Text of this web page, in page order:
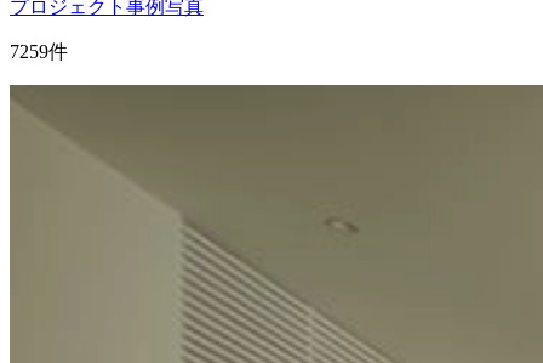
プロジェクト 事例写真
7259件